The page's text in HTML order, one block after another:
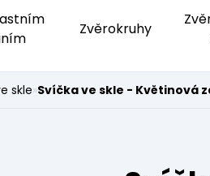
Zvěrokruhy
skle»Svíčka ve skle - Květinová